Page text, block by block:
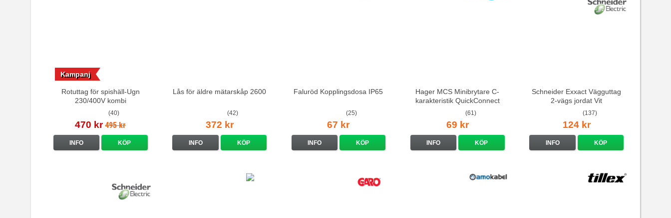
Rotuttag för spishäll-Ugn
230/400V kombi
(40)
Kampanj
470 kr 495 kr
INFO KÖP
Lås för äldre mätarskåp 2600
(42)
372 kr
INFO KÖP
Faluröd Kopplingsdosa IP65
(25)
67 kr
INFO KÖP
Hager MCS Minibrytare C-
karakteristik QuickConnect
(61)
69 kr
INFO KÖP
Schneider Exxact Vägguttag
2-vägs jordat Vit
standarduttag
(137)
124 kr
INFO KÖP